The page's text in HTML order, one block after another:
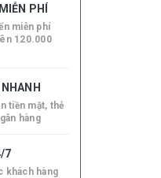
PHÍ
miễn phí
120.000
tiền mặt, thẻ
hàng
7
khách hàng